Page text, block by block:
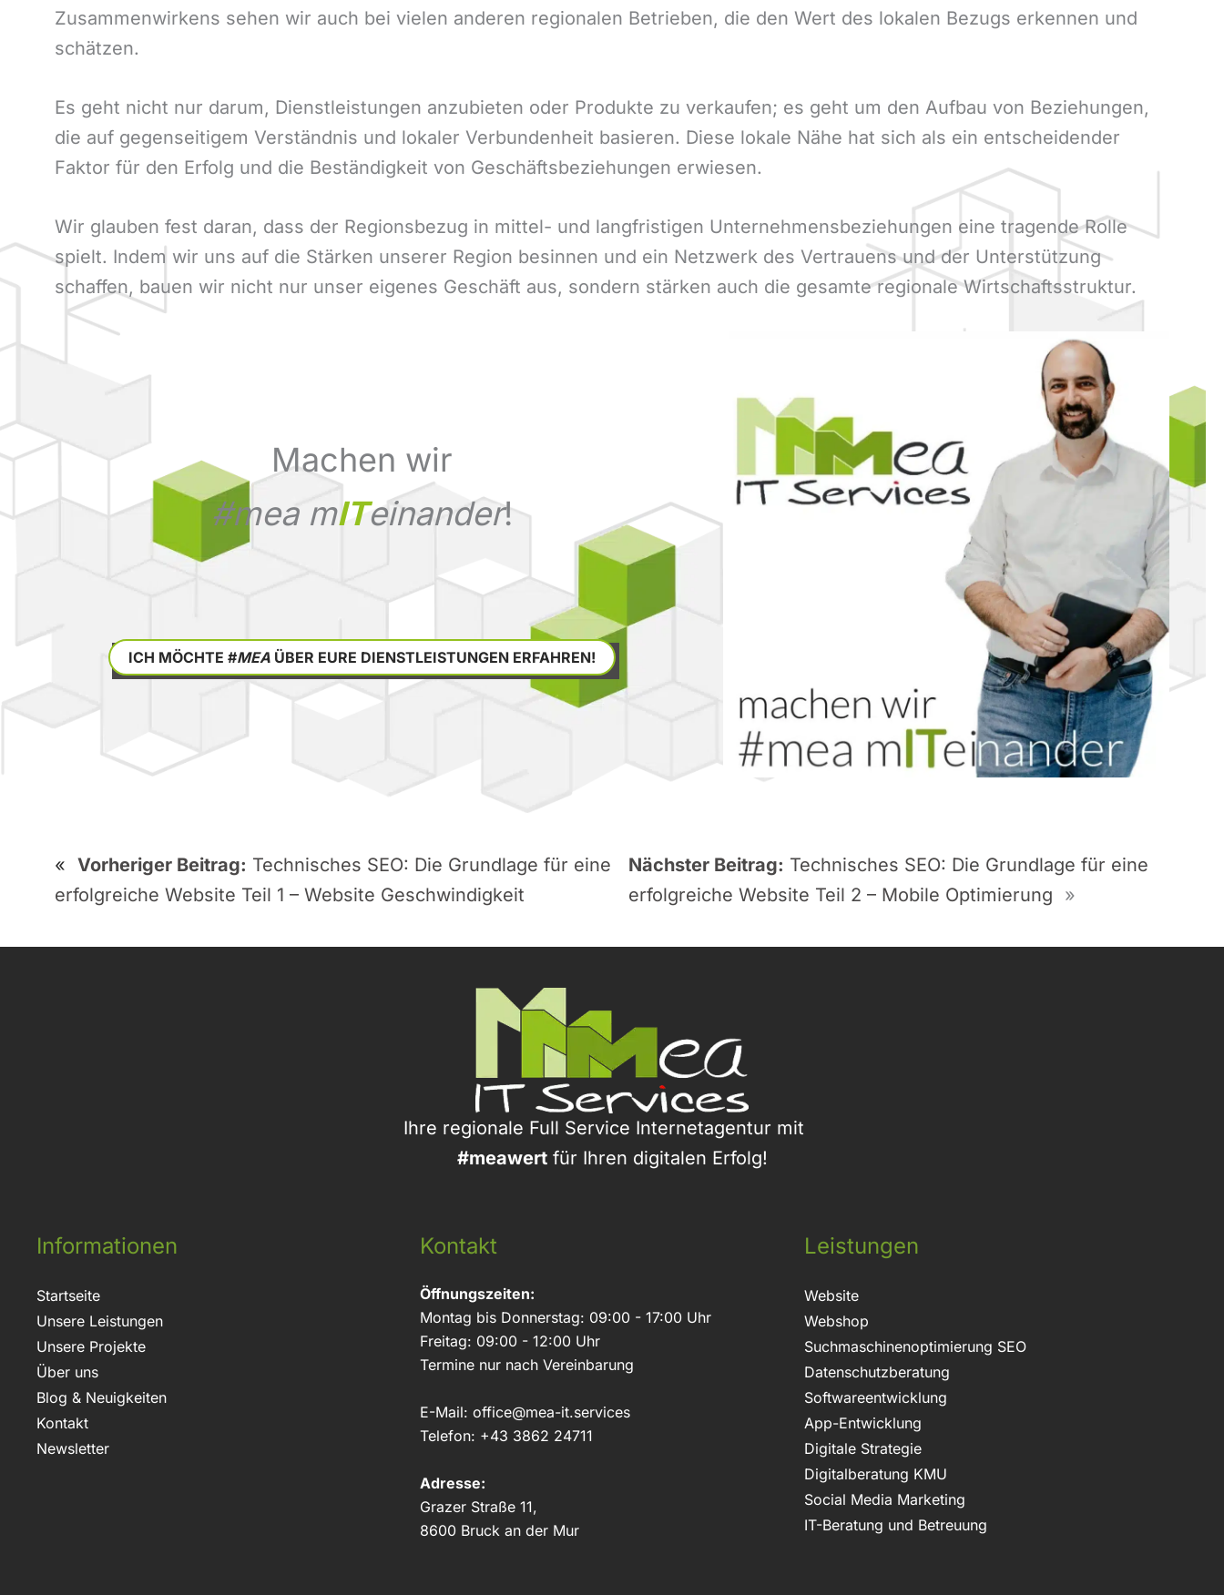
Zusammenwirkens sehen wir auch bei vielen anderen regionalen Betrieben, die den Wert des lokalen Bezugs erkennen und
schätzen.
Es geht nicht nur darum, Dienstleistungen anzubieten oder Produkte zu verkaufen; es geht um den Aufbau von Beziehungen,
die auf gegenseitigem Verständnis und lokaler Verbundenheit basieren. Diese lokale Nähe hat sich als ein entscheidender
Faktor für den Erfolg und die Beständigkeit von Geschäftsbeziehungen erwiesen.
Wir glauben fest daran, dass der Regionsbezug in mittel- und langfristigen Unternehmensbeziehungen eine tragende Rolle
spielt. Indem wir uns auf die Stärken unserer Region besinnen und ein Netzwerk des Vertrauens und der Unterstützung
schaffen, bauen wir nicht nur unser eigenes Geschäft aus, sondern stärken auch die gesamte regionale Wirtschaftsstruktur.
Machen wir
#mea mITeinander!
ICH MÖCHTE #MEA ÜBER EURE DIENSTLEISTUNGEN ERFAHREN!
« Vorheriger Beitrag: Technisches SEO: Die Grundlage für eine
erfolgreiche Website Teil 1 – Website Geschwindigkeit
Nächster Beitrag: Technisches SEO: Die Grundlage für eine
erfolgreiche Website Teil 2 – Mobile Optimierung
»
Ihre regionale Full Service Internetagentur mit
#meawertfür Ihren digitalen Erfolg!
Informationen
Startseite
Unsere Leistungen
Unsere Projekte
Über uns
Blog & Neuigkeiten
Kontakt
Newsletter
Kontakt
Öffnungszeiten:
Montag bis Donnerstag: 09:00 - 17:00 Uhr
Freitag: 09:00 - 12:00 Uhr
Termine nur nach Vereinbarung
E-Mail:office@mea-it.services
Telefon: +43 3862 24711
Adresse:
Grazer Straße 11,
8600 Bruck an der Mur
Leistungen
Website
Webshop
Suchmaschinenoptimierung SEO
Datenschutzberatung
Softwareentwicklung
App-Entwicklung
Digitale Strategie
Digitalberatung KMU
Social Media Marketing
IT-Beratung und Betreuung